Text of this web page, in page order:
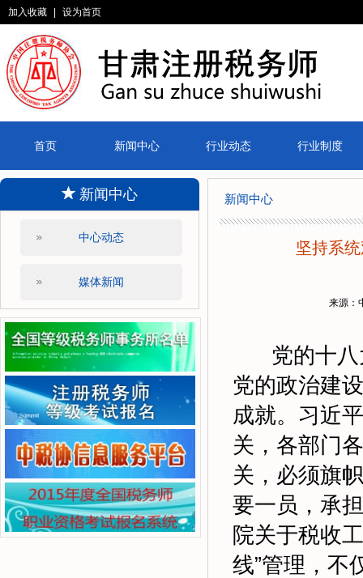
加入收藏 设为首页
首页 新闻中心 行业动态 行业制度
新闻中心
中心动态
媒体新闻
新闻中心
坚持系
来源：
党的十八
党的政治建
成就。习近
关，各部门
关，必须旗
要一员，承
院关于税收
线”管理，不